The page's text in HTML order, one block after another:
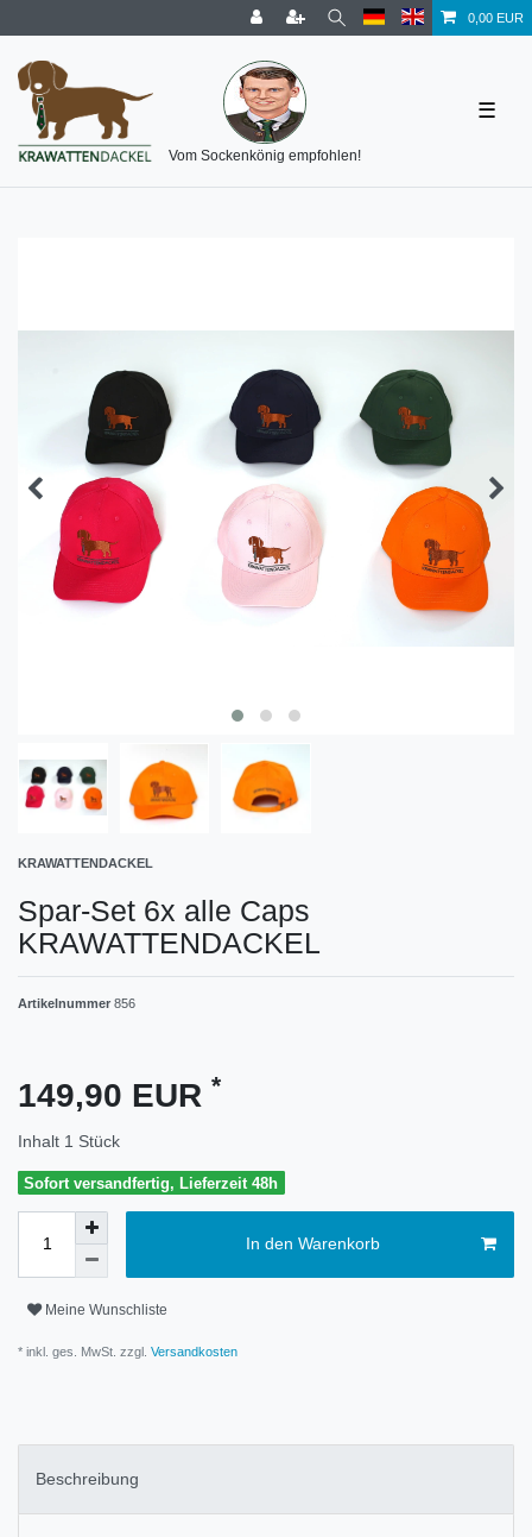
0,00 EUR
Vom Sockenkönig empfohlen!
☰
KRAWATTENDACKEL
Spar-Set 6x alle Caps
KRAWATTENDACKEL
Artikelnummer 856
149,90 EUR *
Inhalt 1 Stück
Sofort versandfertig, Lieferzeit 48h
In den Warenkorb
Meine Wunschliste
* inkl. ges. MwSt. zzgl. Versandkosten
Beschreibung